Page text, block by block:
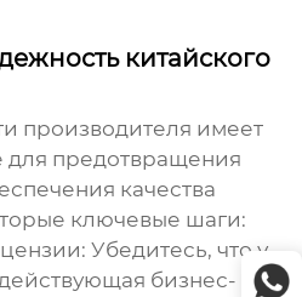
китайского
производителя имеет
предотвращения
качества
ключевые шаги:
Убедитесь, что у
бизнес-